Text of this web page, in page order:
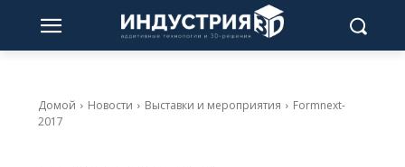
Домой Новости Выставки и мероприятия
Formnext-
2017